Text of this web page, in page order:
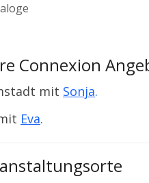
Connexion
mit Sonja.
Eva.